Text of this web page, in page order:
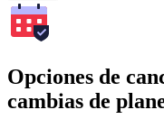
Opciones de
cambias de